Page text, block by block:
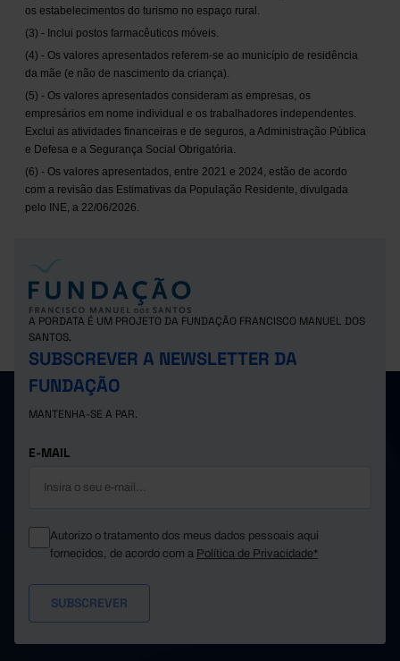
os estabelecimentos do turismo no espaço rural.
(3) - Inclui postos farmacêuticos móveis.
(4) - Os valores apresentados referem-se ao município de residência
da mãe (e não de nascimento da criança).
(5) - Os valores apresentados consideram as empresas, os
empresários em nome individual e os trabalhadores independentes.
Exclui as atividades financeiras e de seguros, a Administração Pública
e Defesa e a Segurança Social Obrigatória.
(6) - Os valores apresentados, entre 2021 e 2024, estão de acordo
com a revisão das Estimativas da População Residente, divulgada
pelo INE, a 22/06/2026.
A PORDATA É UM PROJETO DA FUNDAÇÃO FRANCISCO MANUEL DOS
SANTOS.
SUBSCREVER A NEWSLETTER DA
FUNDAÇÃO
MANTENHA-SE A PAR.
E-MAIL
Autorizo o tratamento dos meus dados pessoais aqui
fornecidos, de acordo com a Política de Privacidade*